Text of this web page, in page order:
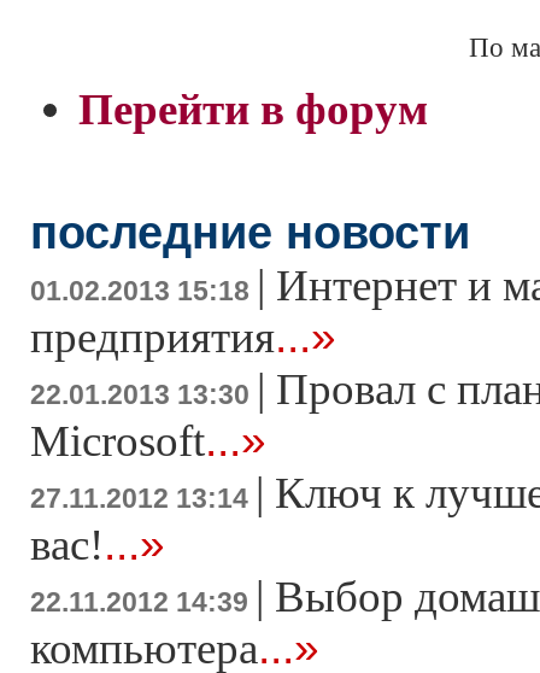
По
Перейти в форум
последние новости
01.02.2013 15:18 | Интернет и
предприятия...»
22.01.2013 13:30 | Провал с
Microsoft...»
27.11.2012 13:14 | Ключ к
вас!...»
22.11.2012 14:39 | Выбор
компьютера...»